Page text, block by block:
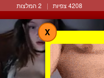
4208 צפיות | 2 המלצות
X